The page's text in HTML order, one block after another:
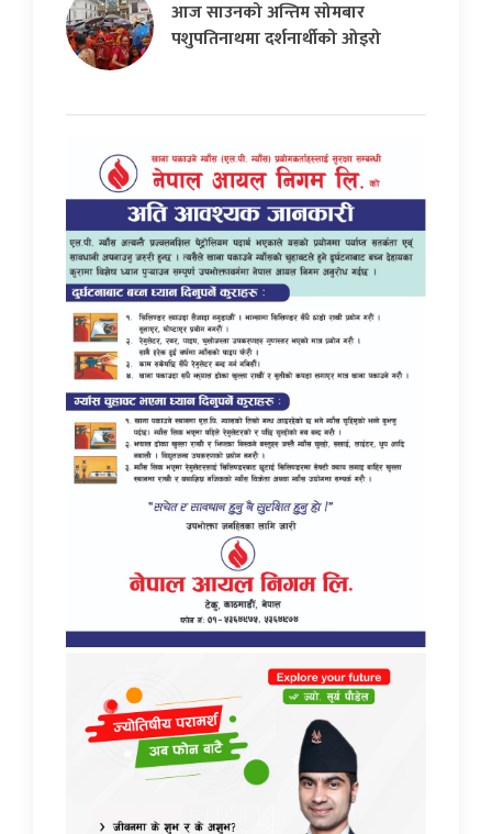
आज साउनको अन्तिम सोमबार
पशुपतिनाथमा दर्शनार्थीको ओइरो